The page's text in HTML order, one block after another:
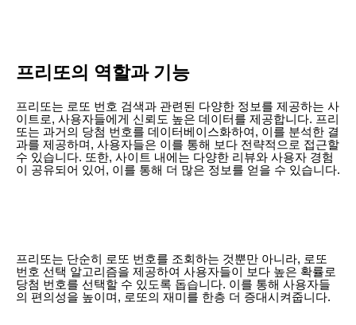
프리또의 역할과 기능
프리또는 로또 번호 검색과 관련된 다양한 정보를 제공하는 사
이트로, 사용자들에게 신뢰도 높은 데이터를 제공합니다. 프리
또는 과거의 당첨 번호를 데이터베이스화하여, 이를 분석한 결
과를 제공하며, 사용자들은 이를 통해 보다 전략적으로 접근할
수 있습니다. 또한, 사이트 내에는 다양한 리뷰와 사용자 경험
이 공유되어 있어, 이를 통해 더 많은 정보를 얻을 수 있습니다.
프리또는 단순히 로또 번호를 조회하는 것뿐만 아니라, 로또
번호 선택 알고리즘을 제공하여 사용자들이 보다 높은 확률로
당첨 번호를 선택할 수 있도록 돕습니다. 이를 통해 사용자들
의 편의성을 높이며, 로또의 재미를 한층 더 증대시켜줍니다.